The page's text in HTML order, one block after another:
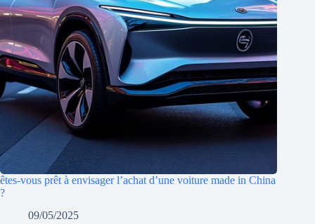
êtes-vous prêt à envisager l’achat d’une voiture made in China
?
09/05/2025